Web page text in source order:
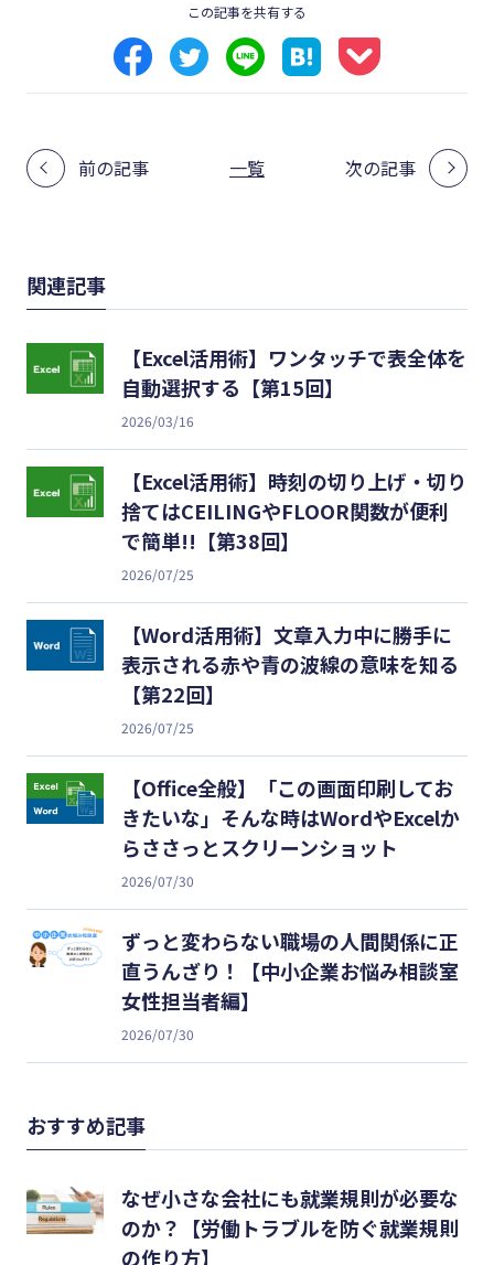
この記事を共有する
前の記事 一覧 次の記事
関連記事
【Excel活用術】ワンタッチで表全体を
自動選択する【第15回】
2026/03/16
【Excel活用術】時刻の切り上げ・切り
捨てはCEILINGやFLOOR関数が便利
で簡単!!【第38回】
2026/07/25
【Word活用術】文章入力中に勝手に
表示される赤や青の波線の意味を知る
【第22回】
2026/07/25
【Office全般】「この画面印刷してお
きたいな」そんな時はWordやExcelか
らささっとスクリーンショット
2026/07/30
ずっと変わらない職場の人間関係に正
直うんざり！【中小企業お悩み相談室
女性担当者編】
2026/07/30
おすすめ記事
なぜ小さな会社にも就業規則が必要な
のか？【労働トラブルを防ぐ就業規則
の作り方】